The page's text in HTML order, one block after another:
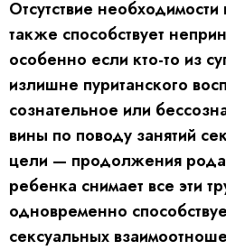
Отсутствие
также способствует
особенно если кто-то из
излишне пуританского
сознательное или
вины по поводу занятий
цели — продолжения
ребенка снимает все эти
одновременно
сексуальных